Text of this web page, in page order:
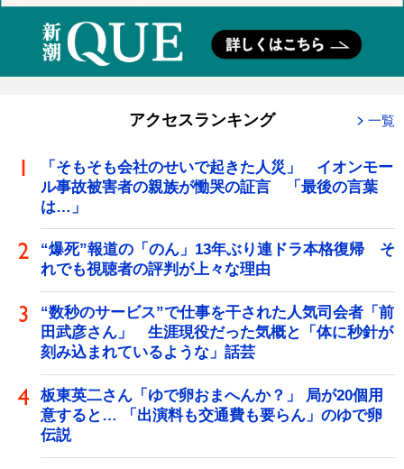
アクセスランキング 一覧
「そもそも会社のせいで起きた人災」 イオンモー
ル事故被害者の親族が慟哭の証言 「最後の言葉
は…」
“爆死”報道の「のん」13年ぶり連ドラ本格復帰 そ
れでも視聴者の評判が上々な理由
“数秒のサービス”で仕事を干された人気司会者「前
田武彦さん」 生涯現役だった気概と「体に秒針が
刻み込まれているような」話芸
板東英二さん「ゆで卵おまへんか？」 局が20個用
意すると… 「出演料も交通費も要らん」のゆで卵
伝説